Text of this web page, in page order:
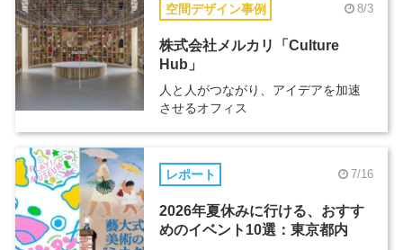
空間デザイン事例 8/3
株式会社メルカリ「Culture
Hub」
人と人がつながり、アイデアを加速
させるオフィス
レポート 7/16
2026年夏休みに行ける、おすす
めのイベント10選：東京都内